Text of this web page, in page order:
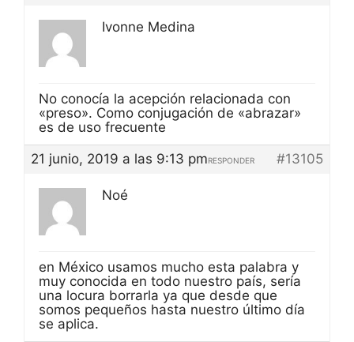
Ivonne Medina
No conocía la acepción relacionada con
«preso». Como conjugación de «abrazar»
es de uso frecuente
21 junio, 2019 a las 9:13 pm
#13105
RESPONDER
Noé
en México usamos mucho esta palabra y
muy conocida en todo nuestro país, sería
una locura borrarla ya que desde que
somos pequeños hasta nuestro último día
se aplica.